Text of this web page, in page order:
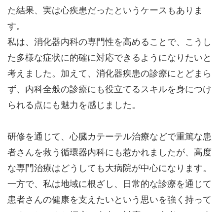
た結果、実は心疾患だったというケースもありま
す。
私は、消化器内科の専門性を高めることで、こうし
た多様な症状に的確に対応できるようになりたいと
考えました。加えて、消化器疾患の診療にとどまら
ず、内科全般の診療にも役立てるスキルを身につけ
られる点にも魅力を感じました。
研修を通じて、心臓カテーテル治療などで重篤な患
者さんを救う循環器内科にも惹かれましたが、高度
な専門治療はどうしても大病院が中心になります。
一方で、私は地域に根ざし、日常的な診療を通じて
患者さんの健康を支えたいという思いを強く持って